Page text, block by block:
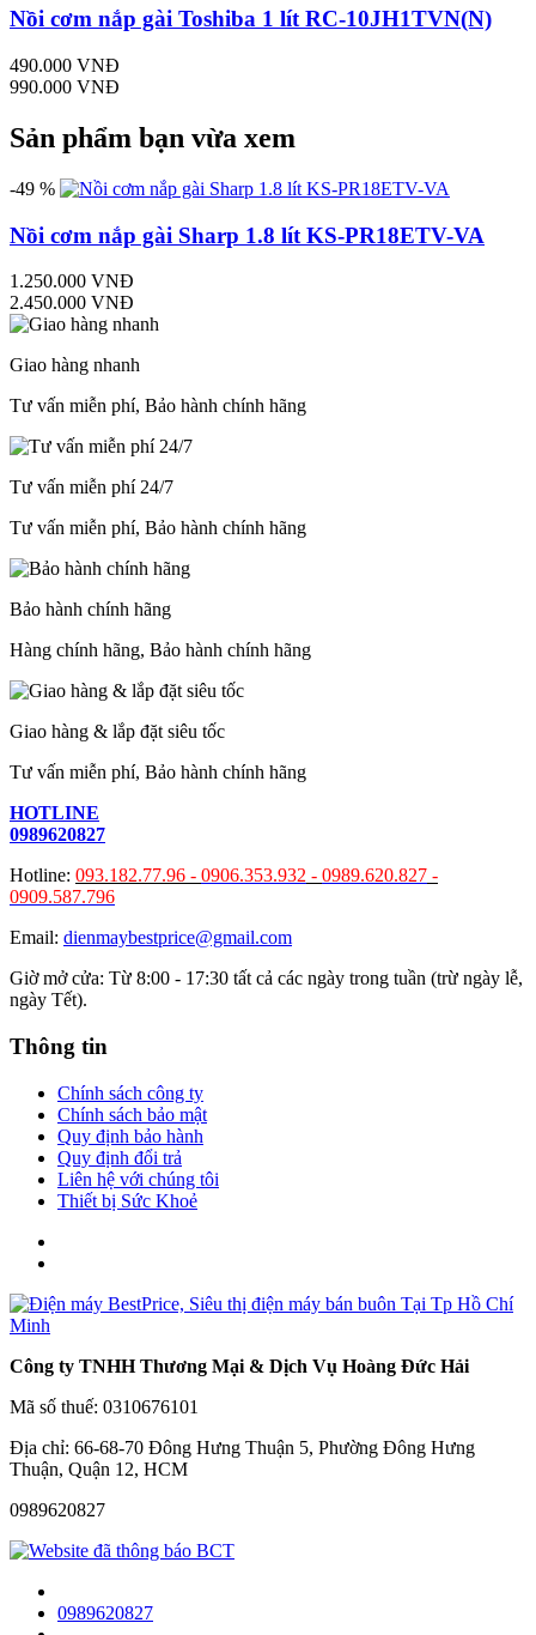
Nồi cơm nắp gài Toshiba 1 lít RC-10JH1TVN(N)
490.000 VNĐ
990.000 VNĐ
Sản phẩm bạn vừa xem
-49 %
Nồi cơm nắp gài Sharp 1.8 lít KS-PR18ETV-VA
1.250.000 VNĐ
2.450.000 VNĐ
Giao hàng nhanh
Tư vấn miễn phí, Bảo hành chính hãng
Tư vấn miễn phí 24/7
Tư vấn miễn phí, Bảo hành chính hãng
Bảo hành chính hãng
Hàng chính hãng, Bảo hành chính hãng
Giao hàng & lắp đặt siêu tốc
Tư vấn miễn phí, Bảo hành chính hãng
HOTLINE
0989620827
Hotline: 093.182.77.96 - 0906.353.932 - 0989.620.827 -
0909.587.796
Email: dienmaybestprice@gmail.com
Giờ mở cửa: Từ 8:00 - 17:30 tất cả các ngày trong tuần (trừ ngày lễ,
ngày Tết).
Thông tin
Chính sách công ty
Chính sách bảo mật
Quy định bảo hành
Quy định đổi trả
Liên hệ với chúng tôi
Thiết bị Sức Khoẻ
Công ty TNHH Thương Mại & Dịch Vụ Hoàng Đức Hải
Mã số thuế: 0310676101
Địa chỉ: 66-68-70 Đông Hưng Thuận 5, Phường Đông Hưng
Thuận, Quận 12, HCM
0989620827
0989620827